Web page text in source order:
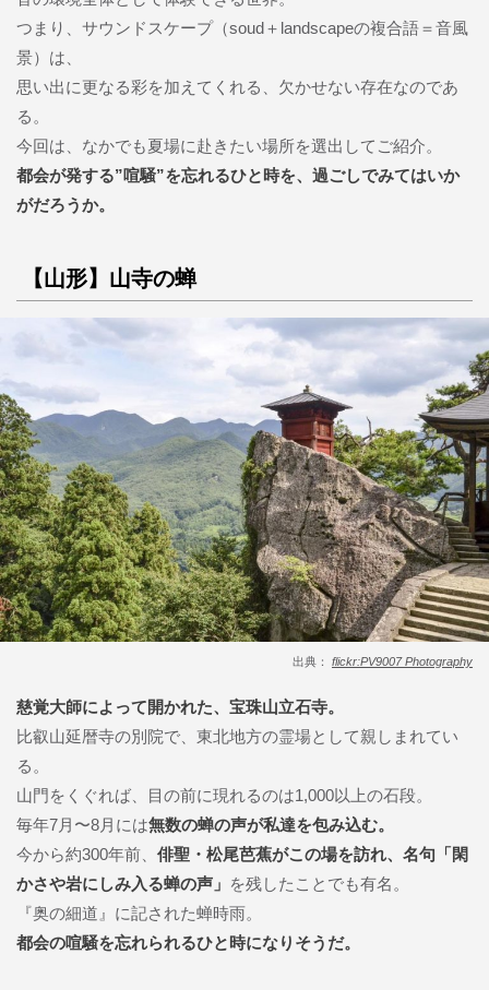
つまり、サウンドスケープ（soud＋landscapeの複合語＝音風
景）は、
思い出に更なる彩を加えてくれる、欠かせない存在なのであ
る。
今回は、なかでも夏場に赴きたい場所を選出してご紹介。
都会が発する”喧騒”を忘れるひと時を、過ごしでみてはいか
がだろうか。
【山形】山寺の蝉
出典： flickr:PV9007 Photography
慈覚大師によって開かれた、宝珠山立石寺。
比叡山延暦寺の別院で、東北地方の霊場として親しまれてい
る。
山門をくぐれば、目の前に現れるのは1,000以上の石段。
毎年7月〜8月には無数の蝉の声が私達を包み込む。
今から約300年前、 俳聖・松尾芭蕉がこの場を訪れ、名句「閑
かさや岩にしみ入る蝉の声」 を残したことでも有名。
『奥の細道』に記された蝉時雨。
都会の喧騒を忘れられるひと時になりそうだ。